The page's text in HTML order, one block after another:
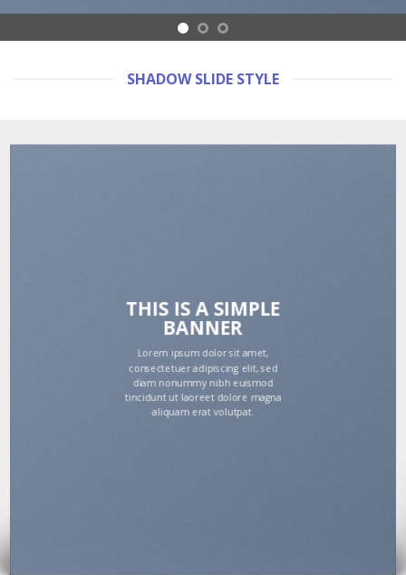
SHADOW SLIDE STYLE
THIS IS A SIMPLE
BANNER
Lorem ipsum dolor sit amet,
consectetuer adipiscing elit, sed
diam nonummy nibh euismod
tincidunt ut laoreet dolore magna
aliquam erat volutpat.